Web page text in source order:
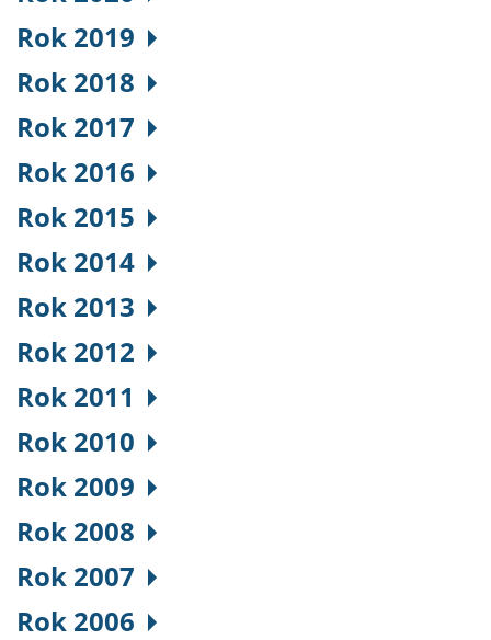
Rok 2019
Rok 2018
Rok 2017
Rok 2016
Rok 2015
Rok 2014
Rok 2013
Rok 2012
Rok 2011
Rok 2010
Rok 2009
Rok 2008
Rok 2007
Rok 2006